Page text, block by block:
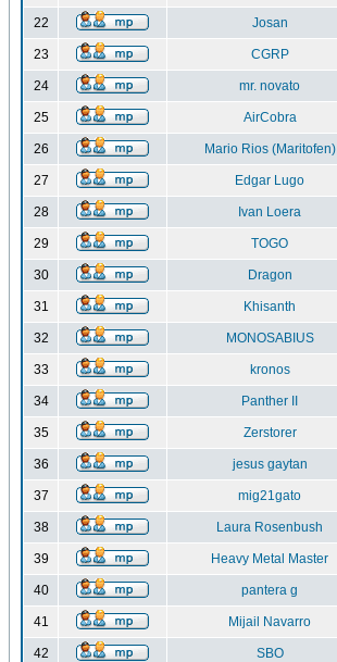
22 Josan
23 CGRP
24 mr. novato
25 AirCobra
26 Mario Rios (Maritofen)
27 Edgar Lugo
28 Ivan Loera
29 TOGO
30 Dragon
31 Khisanth
32 MONOSABIUS
33 kronos
34 Panther II
35 Zerstorer
36 jesus gaytan
37 mig21gato
38 Laura Rosenbush
39 Heavy Metal Master
40 pantera g
41 Mijail Navarro
42 SBO